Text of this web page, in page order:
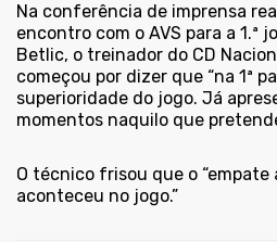
Na conferência de imprensa
encontro com o AVS para a 1.ª
Betlic, o treinador do CD
começou por dizer que “na 1ª
superioridade do jogo. Já
momentos naquilo que
O técnico frisou que o
aconteceu no jogo.”